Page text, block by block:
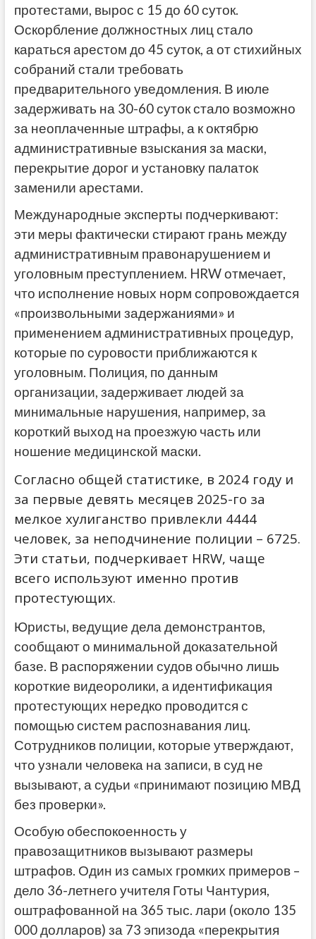
протестами, вырос с 15 до 60 суток.
Оскорбление должностных лиц стало
караться арестом до 45 суток, а от стихийных
собраний стали требовать
предварительного уведомления. В июле
задерживать на 30-60 суток стало возможно
за неоплаченные штрафы, а к октябрю
административные взыскания за маски,
перекрытие дорог и установку палаток
заменили арестами.
Международные эксперты подчеркивают:
эти меры фактически стирают грань между
административным правонарушением и
уголовным преступлением. HRW отмечает,
что исполнение новых норм сопровождается
«произвольными задержаниями» и
применением административных процедур,
которые по суровости приближаются к
уголовным. Полиция, по данным
организации, задерживает людей за
минимальные нарушения, например, за
короткий выход на проезжую часть или
ношение медицинской маски.
Согласно общей статистике, в 2024 году и
за первые девять месяцев 2025-го за
мелкое хулиганство привлекли 4444
человек, за неподчинение полиции – 6725.
Эти статьи, подчеркивает HRW, чаще
всего используют именно против
протестующих.
Юристы, ведущие дела демонстрантов,
сообщают о минимальной доказательной
базе. В распоряжении судов обычно лишь
короткие видеоролики, а идентификация
протестующих нередко проводится с
помощью систем распознавания лиц.
Сотрудников полиции, которые утверждают,
что узнали человека на записи, в суд не
вызывают, а судьи «принимают позицию МВД
без проверки».
Особую обеспокоенность у
правозащитников вызывают размеры
штрафов. Один из самых громких примеров –
дело 36-летнего учителя Готы Чантурия,
оштрафованной на 365 тыс. лари (около 135
000 долларов) за 73 эпизода «перекрытия